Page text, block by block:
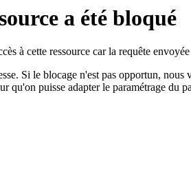
a été bloqué
à cette ressource car la requête
Si le blocage n'est pas opportun, nous
qu'on puisse adapter le paramétrage du